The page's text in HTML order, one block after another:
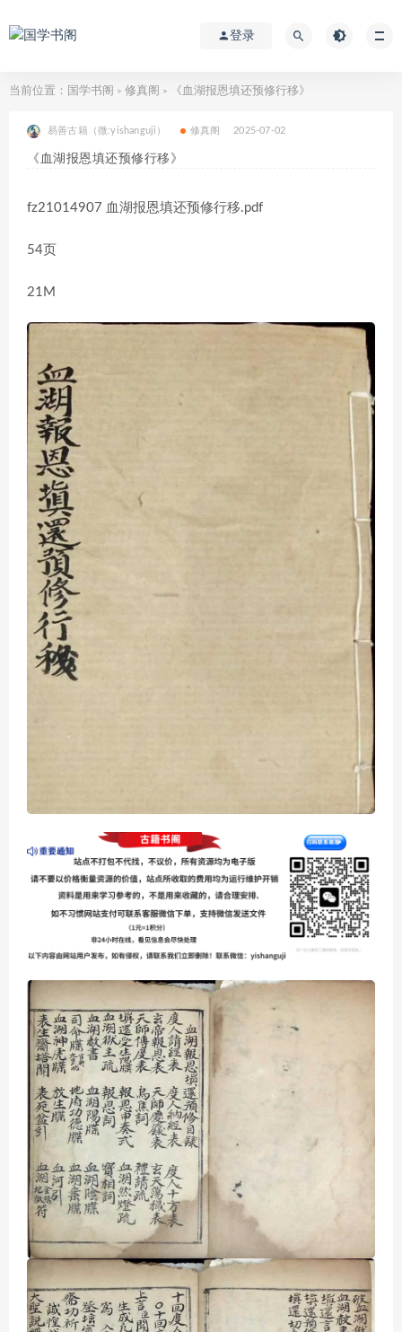
登录
当前位置： 国学书阁 > 修真阁 > 《血湖报恩填还预修行移》
易善古籍（微:yishanguji） 修真阁 2025-07-02
《血湖报恩填还预修行移》
fz21014907 血湖报恩填还预修行移.pdf
54页
21M